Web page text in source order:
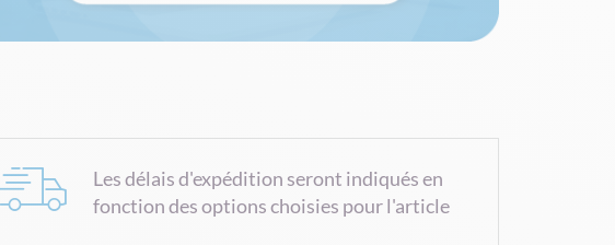
Les délais d'expédition seront indiqués en
fonction des options choisies pour l'article